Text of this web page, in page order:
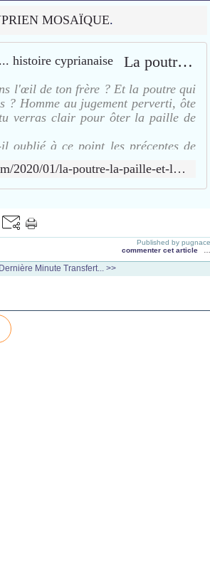
MOSAÏQUE.
La poutre, la paille et l’avocat maire ... histoire cyprianaise
l'œil de ton frère ? Et la poutre qui
? Homme au jugement perverti, ôte
verras clair pour ôter la paille de
oublié à ce point les préceptes de
http://capespoirmosaique.over-blog.com/2020/01/la-poutre-la-paille-et-l-avocat-maire-histoire-cyprianaise.html
Published by pugnace
commenter cet article
Dernière Minute Transfert... >>